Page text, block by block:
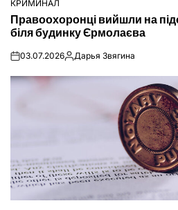
ОПУБЛІКУВАТИ
КРИМИНАЛ
Правоохоронці вийшли на
біля будинку Єрмолаєва
on03.07.2026Опубліковано
Дарья Звягина